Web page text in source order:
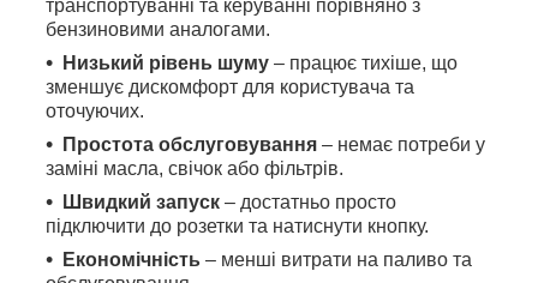
транспортуванні та керуванні порівняно з
бензиновими аналогами.
Низький рівень шуму – працює тихіше, що
зменшує дискомфорт для користувача та
оточуючих.
Простота обслуговування – немає потреби у
заміні масла, свічок або фільтрів.
Швидкий запуск – достатньо просто
підключити до розетки та натиснути кнопку.
Економічність – менші витрати на паливо та